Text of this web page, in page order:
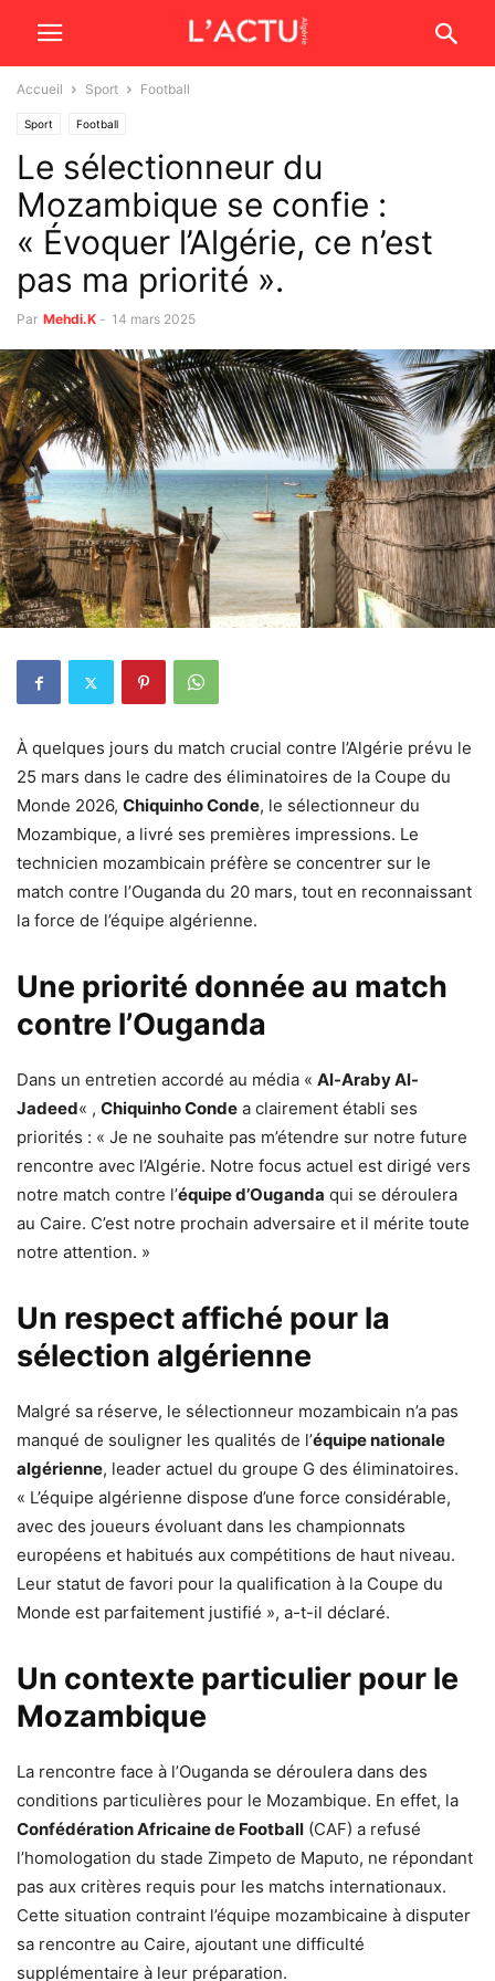
Accueil Sport Football
Sport Football
Le sélectionneur du
Mozambique se confie :
« Évoquer l’Algérie, ce n’est
pas ma priorité ».
Par Mehdi.K - 14 mars 2025
À quelques jours du match crucial contre l’Algérie prévu le
25 mars dans le cadre des éliminatoires de la Coupe du
Monde 2026, Chiquinho Conde, le sélectionneur du
Mozambique, a livré ses premières impressions. Le
technicien mozambicain préfère se concentrer sur le
match contre l’Ouganda du 20 mars, tout en reconnaissant
la force de l’équipe algérienne.
Une priorité donnée au match
contre l’Ouganda
Dans un entretien accordé au média « Al-Araby Al-
Jadeed« , Chiquinho Conde a clairement établi ses
priorités : « Je ne souhaite pas m’étendre sur notre future
rencontre avec l’Algérie. Notre focus actuel est dirigé vers
notre match contre l’équipe d’Ouganda qui se déroulera
au Caire. C’est notre prochain adversaire et il mérite toute
notre attention. »
Un respect affiché pour la
sélection algérienne
Malgré sa réserve, le sélectionneur mozambicain n’a pas
manqué de souligner les qualités de l’équipe nationale
algérienne, leader actuel du groupe G des éliminatoires.
« L’équipe algérienne dispose d’une force considérable,
avec des joueurs évoluant dans les championnats
européens et habitués aux compétitions de haut niveau.
Leur statut de favori pour la qualification à la Coupe du
Monde est parfaitement justifié », a-t-il déclaré.
Un contexte particulier pour le
Mozambique
La rencontre face à l’Ouganda se déroulera dans des
conditions particulières pour le Mozambique. En effet, la
Confédération Africaine de Football (CAF) a refusé
l’homologation du stade Zimpeto de Maputo, ne répondant
pas aux critères requis pour les matchs internationaux.
Cette situation contraint l’équipe mozambicaine à disputer
sa rencontre au Caire, ajoutant une difficulté
supplémentaire à leur préparation.